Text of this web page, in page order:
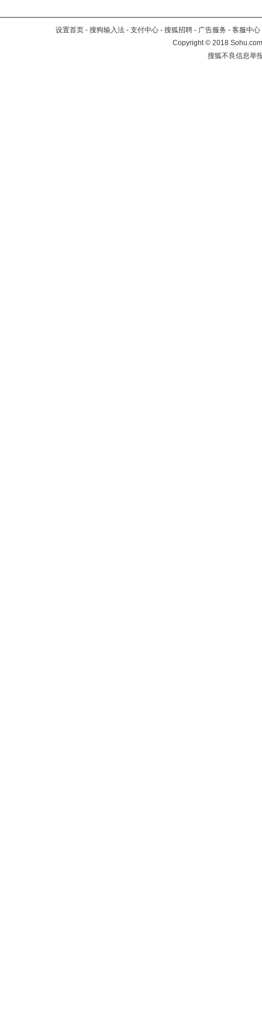
设置首页 - 搜狗输入法 - 支付中心 - 搜狐招聘 - 广告服务 - 客服中心
Copyright©2018
搜狐不良信息举